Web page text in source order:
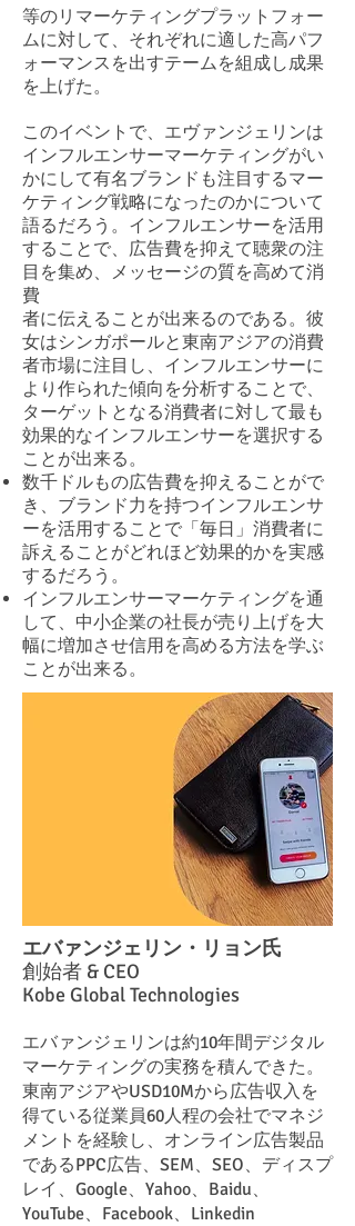
等のリマーケティングプラットフォー
ムに対して、それぞれに適した高パフ
ォーマンスを出すテームを組成し成果
を上げた。
このイベントで、エヴァンジェリンは
インフルエンサーマーケティングがい
かにして有名ブランドも注目するマー
ケティング戦略になったのかについて
語るだろう。インフルエンサーを活用
することで、広告費を抑えて聴衆の注
目を集め、メッセージの質を高めて消
費
者に伝えることが出来るのである。彼
女はシンガポールと東南アジアの消費
者市場に注目し、インフルエンサーに
より作られた傾向を分析することで、
ターゲットとなる消費者に対して最も
効果的なインフルエンサーを選択する
ことが出来る。
数千ドルもの広告費を抑えることがで
き、ブランド力を持つインフルエンサ
ーを活用することで「毎日」消費者に
訴えることがどれほど効果的かを実感
するだろう。
インフルエンサーマーケティングを通
して、中小企業の社長が売り上げを大
幅に増加させ信用を高める方法を学ぶ
ことが出来る。
エバァンジェリン・リョン氏
創始者 & CEO
Kobe Global Technologies
エバァンジェリンは約10年間デジタル
マーケティングの実務を積んできた。
東南アジアやUSD10Mから広告収入を
得ている従業員60人程の会社でマネジ
メントを経験し、オンライン広告製品
であるPPC広告、SEM、SEO、ディスプ
レイ、Google、Yahoo、Baidu、
YouTube、Facebook、Linkedin